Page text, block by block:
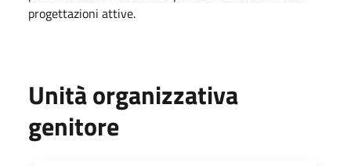
progettazioni attive.
Unità organizzativa
genitore